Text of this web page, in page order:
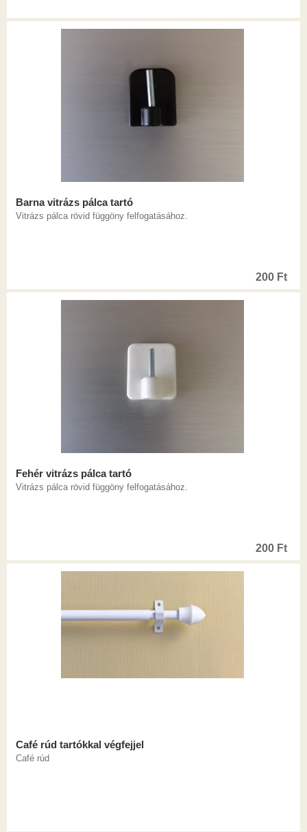
Barna vitrázs pálca tartó
Vitrázs pálca rövid függöny felfogatásához.
200 Ft
Fehér vitrázs pálca tartó
Vitrázs pálca rövid függöny felfogatásához.
200 Ft
Café rúd tartókkal végfejjel
Café rúd